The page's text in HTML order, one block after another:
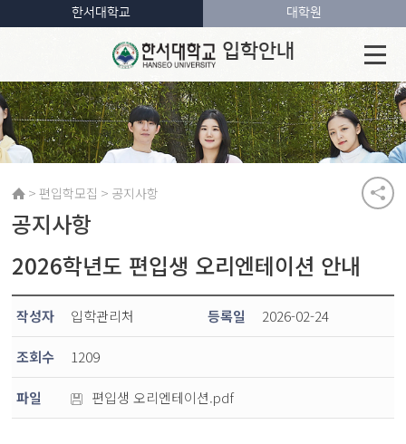
입학안내
한서대학교 대학원
>편입학모집 > 공지사항
공지사항
2026학년도 편입생 오리엔테이션 안내
작성자 입학관리처 등록일 2026-02-24
조회수 1209
파일 편입생 오리엔테이션.pdf